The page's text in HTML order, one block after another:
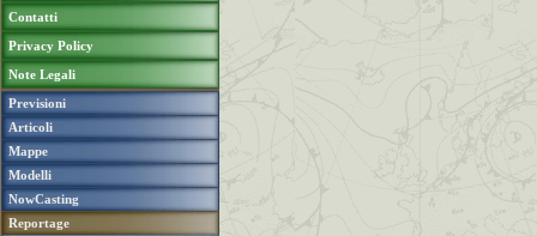
Contatti
Privacy Policy
Note Legali
Previsioni
Articoli
Mappe
Modelli
NowCasting
Reportage